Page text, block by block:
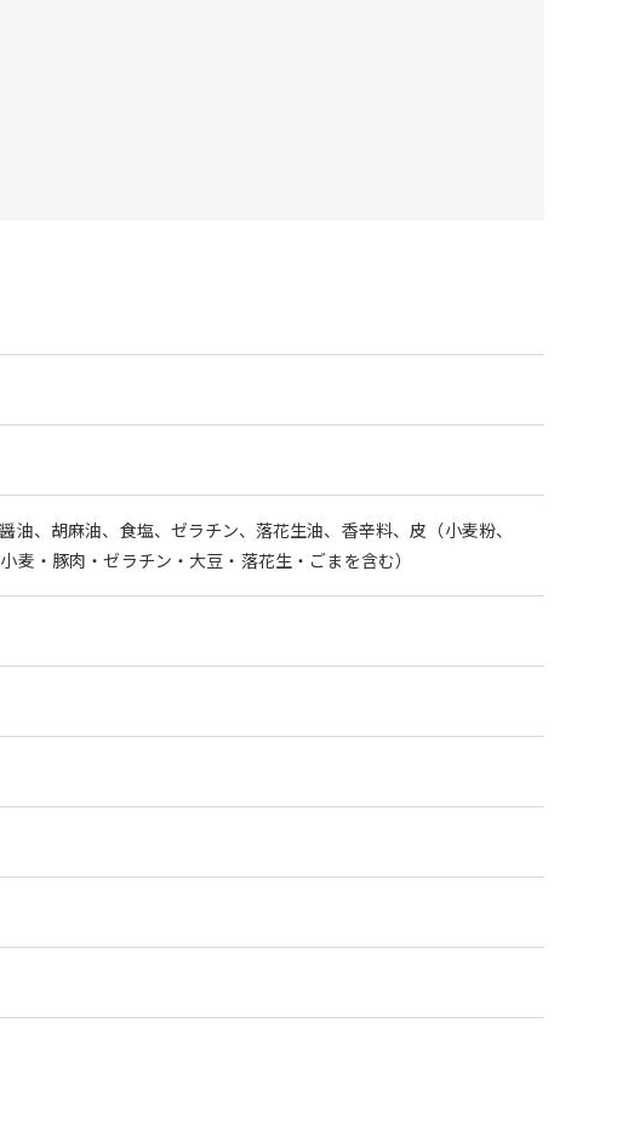
、胡麻油、食塩、ゼラチン、落花生油、香辛料、皮（小麦粉、
・豚肉・ゼラチン・大豆・落花生・ごまを含む）